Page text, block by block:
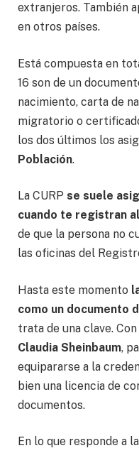
extranjeros. También
en otros países.
Está compuesta en
16 son de un
nacimiento, carta de
migratorio o
los dos últimos los
Población.
La CURP se suele
cuando te registran
de que la persona no
las oficinas del
Hasta este momento
como un documento
trata de una clave.
Claudia Sheinbaum,
equipararse a la
bien una licencia de
documentos.
En lo que responde a la